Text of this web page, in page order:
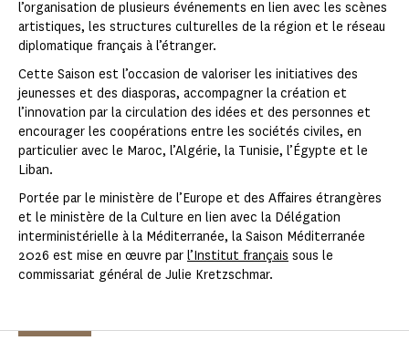
l’organisation de plusieurs événements en lien avec les scènes
artistiques, les structures culturelles de la région et le réseau
diplomatique français à l’étranger.
Cette Saison est l’occasion de valoriser les initiatives des
jeunesses et des diasporas, accompagner la création et
l’innovation par la circulation des idées et des personnes et
encourager les coopérations entre les sociétés civiles, en
particulier avec le Maroc, l’Algérie, la Tunisie, l’Égypte et le
Liban.
Portée par le ministère de l’Europe et des Affaires étrangères
et le ministère de la Culture en lien avec la Délégation
interministérielle à la Méditerranée, la Saison Méditerranée
2026 est mise en œuvre par l’Institut français sous le
commissariat général de Julie Kretzschmar.